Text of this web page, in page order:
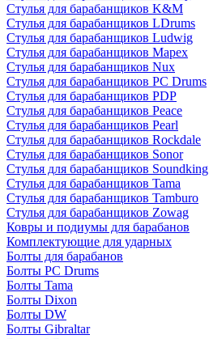
Стулья для барабанщиков K&M
Стулья для барабанщиков LDrums
Стулья для барабанщиков Ludwig
Стулья для барабанщиков Mapex
Стулья для барабанщиков Nux
Стулья для барабанщиков PC Drums
Стулья для барабанщиков PDP
Стулья для барабанщиков Peace
Стулья для барабанщиков Pearl
Стулья для барабанщиков Rockdale
Стулья для барабанщиков Sonor
Стулья для барабанщиков Soundking
Стулья для барабанщиков Tama
Стулья для барабанщиков Tamburo
Стулья для барабанщиков Zowag
Ковры и подиумы для барабанов
Комплектующие для ударных
Болты для барабанов
Болты PC Drums
Болты Tama
Болты Dixon
Болты DW
Болты Gibraltar